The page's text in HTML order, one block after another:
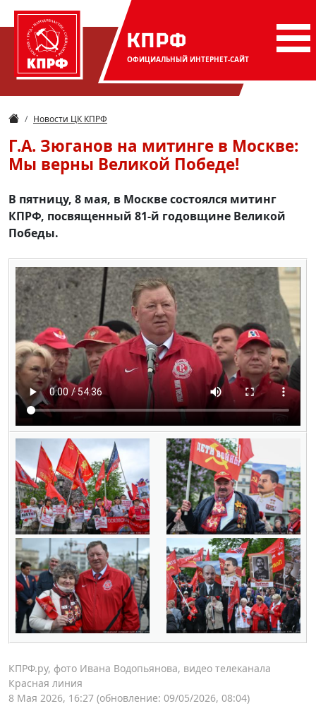
КПРФ
ОФИЦИАЛЬНЫЙ ИНТЕРНЕТ-САЙТ
Новости ЦК КПРФ
Г.А. Зюганов на митинге в Москве:
Мы верны Великой Победе!
В пятницу, 8 мая, в Москве состоялся митинг
КПРФ, посвященный 81-й годовщине Великой
Победы.
КПРФ.ру, фото Ивана Водопьянова, видео телеканала
Красная линия
8 Мая 2026, 16:27 (обновление: 09/05/2026, 08:04)